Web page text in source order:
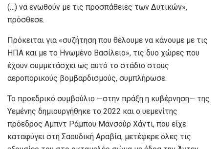
(…) να ενωθούν με τις προσπάθειες των Δυτικών»,
πρόσθεσε.
Πρόκειται για «συζήτηση που θέλουμε να κάνουμε με τις
ΗΠΑ και με το Ηνωμένο Βασίλειο», τις δυο χώρες που
έχουν συμμετάσχει ως αυτό το στάδιο στους
αεροπορικούς βομβαρδισμούς, συμπλήρωσε.
Το προεδρικό συμβούλιο —στην πράξη η κυβέρνηση— της
Υεμένης δημιουργήθηκε το 2022 και ο υεμενίτης
πρόεδρος Αμπντ Ράμπου Μανσούρ Χάντι, που είχε
καταφύγει στη Σαουδική Αραβία, μετέφερε όλες τις